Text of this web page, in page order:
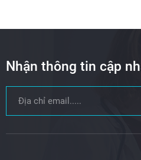
Nhận thông tin cập